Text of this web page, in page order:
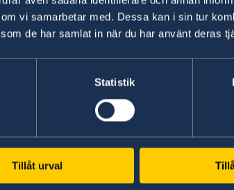
vi samarbetar med. Dessa kan i sin tur
de har samlat in när du har använt deras
Statistik
Tillåt urval